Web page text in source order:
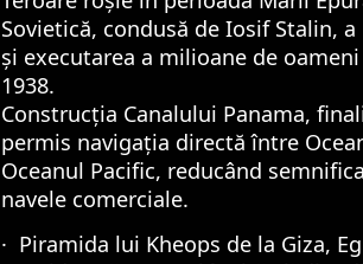
Sovietică, condusă de Iosif Stalin,
și executarea a milioane de
1938.
Construcția Canalului Panama,
permis navigația directă între
Oceanul Pacific, reducând
navele comerciale.
· Piramida lui Kheops de la Giza,